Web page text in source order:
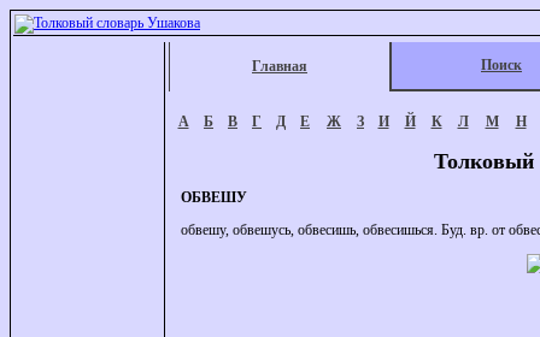
Главная Поиск
А Б В Г Д Е Ж З И Й К Л М Н
Толковый
ОБВЕШУ
обвешу, обвешусь, обвесишь, обвесишься. Буд. вр. от